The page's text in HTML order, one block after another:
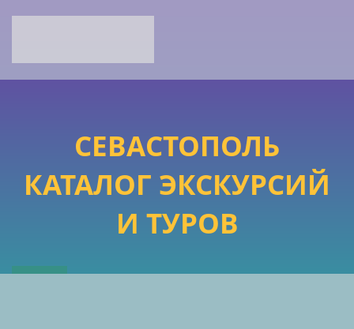
СЕВАСТОПОЛЬ
КАТАЛОГ ЭКСКУРСИЙ
И ТУРОВ